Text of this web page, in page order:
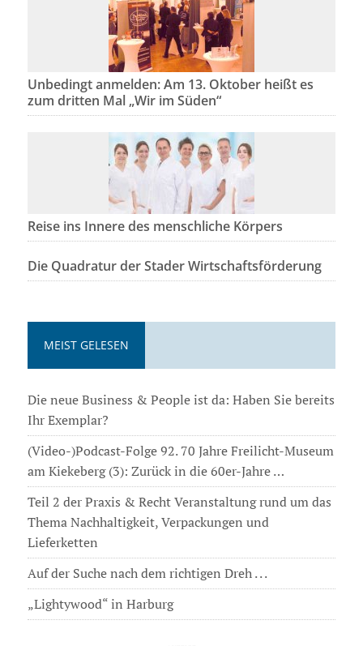
Unbedingt anmelden: Am 13. Oktober heißt es
zum dritten Mal „Wir im Süden“
Reise ins Innere des menschliche Körpers
Die Quadratur der Stader Wirtschaftsförderung
MEIST GELESEN
Die neue Business & People ist da: Haben Sie bereits
Ihr Exemplar?
(Video-)Podcast-Folge 92. 70 Jahre Freilicht-Museum
am Kiekeberg (3): Zurück in die 60er-Jahre …
Teil 2 der Praxis & Recht Veranstaltung rund um das
Thema Nachhaltigkeit, Verpackungen und
Lieferketten
Auf der Suche nach dem richtigen Dreh . . .
„Lightywood“ in Harburg